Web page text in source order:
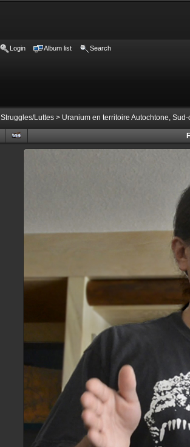
Login Album list Search
Struggles/Luttes > Uranium en territoire Autochtone,